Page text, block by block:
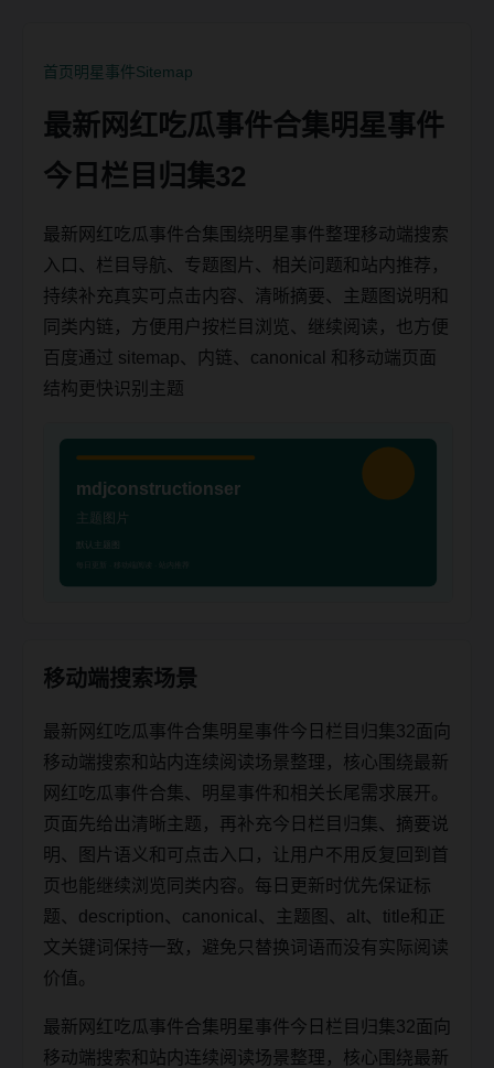
首页明星事件Sitemap
最新网红吃瓜事件合集明星事件
今日栏目归集32
最新网红吃瓜事件合集围绕明星事件整理移动端搜索
入口、栏目导航、专题图片、相关问题和站内推荐，
持续补充真实可点击内容、清晰摘要、主题图说明和
同类内链，方便用户按栏目浏览、继续阅读，也方便
百度通过 sitemap、内链、canonical 和移动端页面
结构更快识别主题
移动端搜索场景
最新网红吃瓜事件合集明星事件今日栏目归集32面向
移动端搜索和站内连续阅读场景整理，核心围绕最新
网红吃瓜事件合集、明星事件和相关长尾需求展开。
页面先给出清晰主题，再补充今日栏目归集、摘要说
明、图片语义和可点击入口，让用户不用反复回到首
页也能继续浏览同类内容。每日更新时优先保证标
题、description、canonical、主题图、alt、title和正
文关键词保持一致，避免只替换词语而没有实际阅读
价值。
最新网红吃瓜事件合集明星事件今日栏目归集32面向
移动端搜索和站内连续阅读场景整理，核心围绕最新